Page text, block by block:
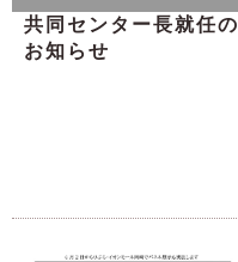
共同センター長就任の
お知らせ